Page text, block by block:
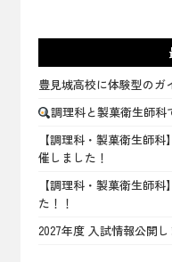
豊見城高校に体験型のガ
調理科と製菓衛生師科
【調理科・製菓衛生師
催しました！
【調理科・製菓衛生師
た！！
2027年度 入試情報公開し